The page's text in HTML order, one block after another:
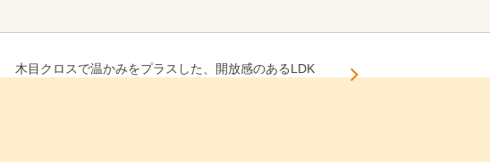
木目クロスで温かみをプラスした、開放感のあるLDK